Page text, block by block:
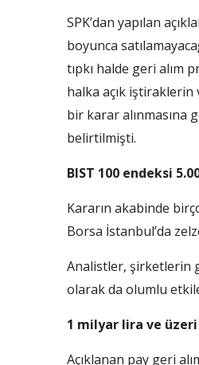
SPK’dan yapılan
boyunca
tıpkı halde geri alım
halka açık iştiraklerin
bir karar alınmasına
belirtilmişti.
BIST 100 endeksi
Kararın akabinde
Borsa İstanbul’da
Analistler, şirketlerin
olarak da olumlu
1 milyar lira ve
Açıklanan pay geri